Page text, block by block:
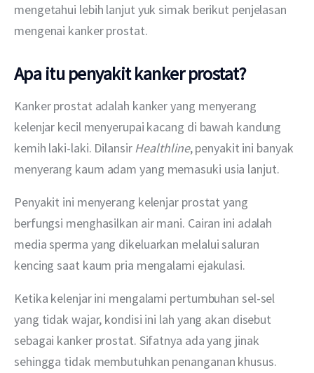
mengetahui lebih lanjut yuk simak berikut penjelasan
mengenai kanker prostat.
Apa itu penyakit kanker prostat?
Kanker prostat adalah kanker yang menyerang
kelenjar kecil menyerupai kacang di bawah kandung
kemih laki-laki. Dilansir Healthline, penyakit ini banyak
menyerang kaum adam yang memasuki usia lanjut.
Penyakit ini menyerang kelenjar prostat yang
berfungsi menghasilkan air mani. Cairan ini adalah
media sperma yang dikeluarkan melalui saluran
kencing saat kaum pria mengalami ejakulasi.
Ketika kelenjar ini mengalami pertumbuhan sel-sel
yang tidak wajar, kondisi ini lah yang akan disebut
sebagai kanker prostat. Sifatnya ada yang jinak
sehingga tidak membutuhkan penanganan khusus.